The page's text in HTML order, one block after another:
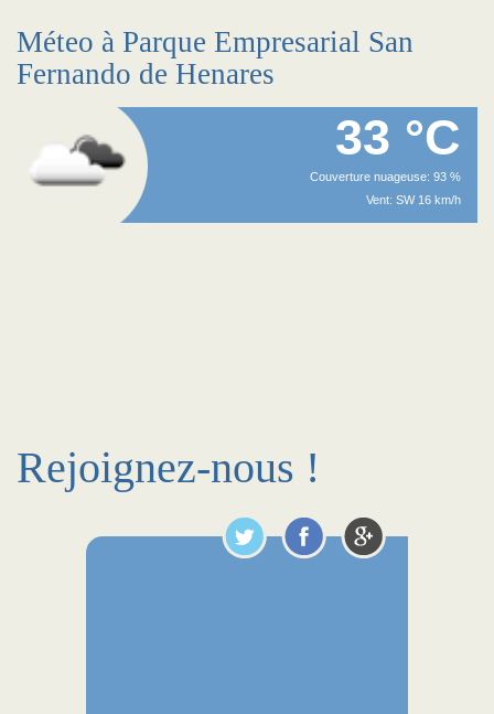
Méteo à Parque Empresarial San
Fernando de Henares
33 °C
Couverture nuageuse: 93 %
Vent: SW 16 km/h
Rejoignez-nous !